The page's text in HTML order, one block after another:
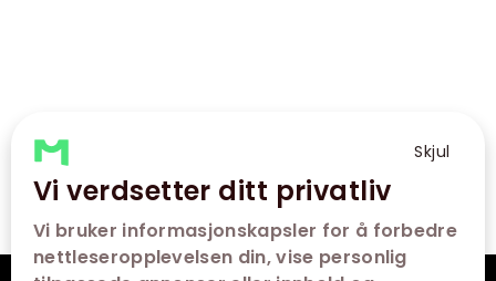
Skjul
Vi verdsetter ditt privatliv
Vi bruker informasjonskapsler for å forbedre
nettleseropplevelsen din, vise personlig